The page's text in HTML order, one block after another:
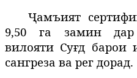
Ҷамъият
9,50 га замин
вилояти Суғд барои
сангреза ва рег дорад.